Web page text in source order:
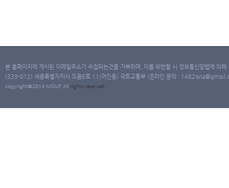
본 홈페이지에 게시된 이메일주소가 수집되는것을 거부하며, 이를 위반할 시 정보통신망법에 의
(339-012) 세종특별자치시 도움6로 11(어진동) 국토교통부 (온라인 문의 :
copyright@2014 MOLIT All rights reserved.